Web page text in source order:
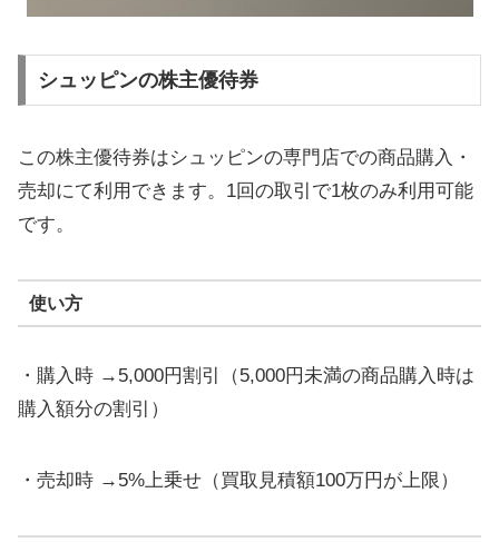
シュッピンの株主優待券
この株主優待券はシュッピンの専門店での商品購入・
売却にて利用できます。1回の取引で1枚のみ利用可能
です。
使い方
・購入時 →5,000円割引（5,000円未満の商品購入時は
購入額分の割引）
・売却時 →5%上乗せ（買取見積額100万円が上限）